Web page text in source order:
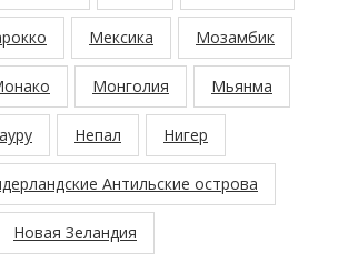
Мексика Мозамбик
Монголия Мьянма
Непал Нигер
Антильские острова
Новая Зеландия